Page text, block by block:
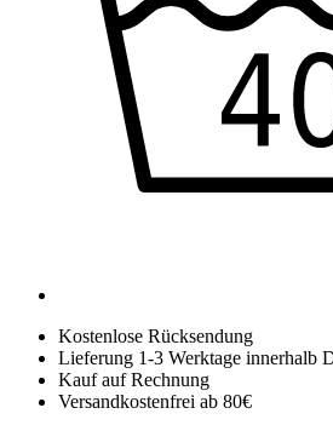
Kostenlose Rücksendung
Lieferung 1-3 Werktage innerhalb
Kauf auf Rechnung
Versandkostenfrei ab 80€